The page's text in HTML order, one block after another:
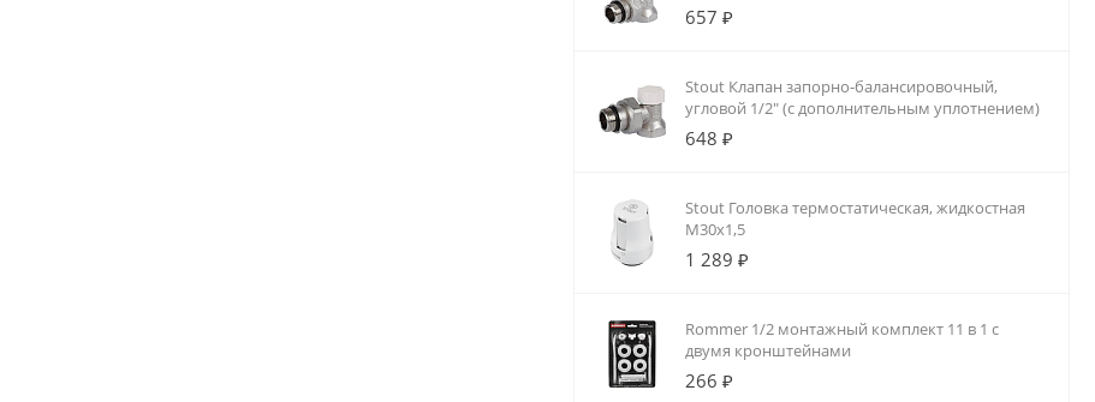
657 ₽
Stout Клапан запорно-балансировочный,
угловой 1/2" (с дополнительным уплотнением)
648 ₽
Stout Головка термостатическая, жидкостная
M30x1,5
1 289 ₽
Rommer 1/2 монтажный комплект 11 в 1 с
двумя кронштейнами
266 ₽